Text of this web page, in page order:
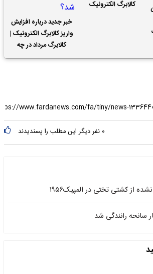
کالابرگ الکترونیک
خبر جدید درباره افزایش
واریز کالابرگ الکترونیک |
کالابرگ مرداد در چه
تاریخی واریز خواهد شد؟
۰ نفر دیگر این مطلب را پسندیدند
از کشتی تختی در المپیک۱۹۵۶
سانحه رانندگی شد